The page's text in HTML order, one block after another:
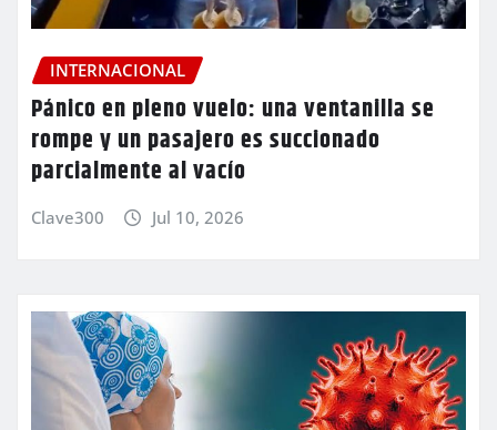
INTERNACIONAL
Pánico en pleno vuelo: una ventanilla se
rompe y un pasajero es succionado
parcialmente al vacío
Clave300 Jul 10, 2026